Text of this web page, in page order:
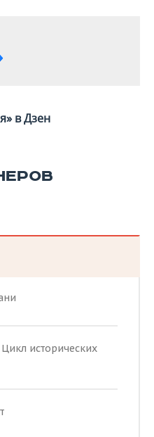
в Дзен
исторических